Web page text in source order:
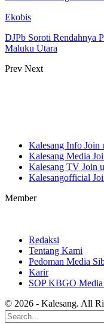
Ekobis
DJPb Soroti Rendahnya
Maluku Utara
Prev Next
Kalesang Info Join
Kalesang Media
Kalesang TV Join
Kalesangofficial
Member
Redaksi
Tentang Kami
Pedoman Media
Karir
SOP KBGO
© 2026 - Kalesang. All